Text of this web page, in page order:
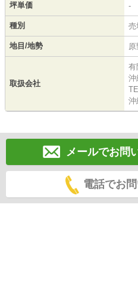
坪単価 -
種別 売
地目/地勢 原
取扱会社
有
沖
沖
メールでお問
電話でお